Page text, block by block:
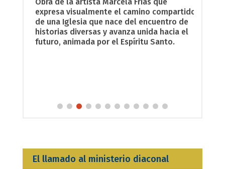
expresa visualmente el camino compartido
de una Iglesia que nace del encuentro de
historias diversas y avanza unida hacia el
futuro, animada por el Espíritu Santo.
El llamado al ministerio diaconal